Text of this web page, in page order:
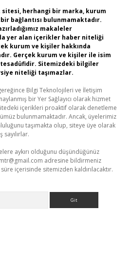
herhangi bir marka, kurum
bağlantısı bulunmamaktadır.
makaleler
yer alan içerikler haber niteliği
kurum ve kişiler hakkında
Gerçek kurum ve kişiler ile isim
Sitemizdeki bilgiler
niteliği taşımazlar.
Bilgi Teknolojileri ve İletişim
bir Yer Sağlayıcı olarak hizmet
içerikleri proaktif olarak denetleme
bulunmamaktadır. Ancak, üyelerimiz
taşımakta olup, siteye üye olarak
aykırı olduğunu düşündüğünüz
adresine bildirmeniz
içerisinde sitemizden kaldırılacaktır.